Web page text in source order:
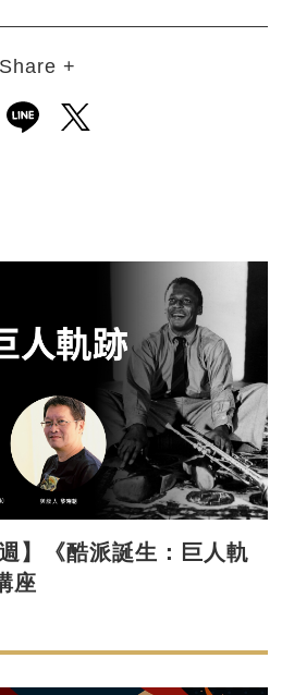
Share +
新視窗分享至facebook
另開新視窗分享至line
另開新視窗分享至
】《酷派誕生：巨人軌
座